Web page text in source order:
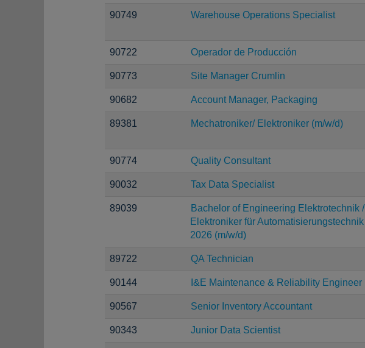
90749 Warehouse Operations Specialist
90722 Operador de Producción
90773 Site Manager Crumlin
90682 Account Manager, Packaging
89381 Mechatroniker/ Elektroniker (m/w/d)
90774 Quality Consultant
90032 Tax Data Specialist
89039
Bachelor of Engineering Elektrotechnik /
Elektroniker für Automatisierungstechnik
2026 (m/w/d)
89722 QA Technician
90144 I&E Maintenance & Reliability Engineer
90567 Senior Inventory Accountant
90343 Junior Data Scientist